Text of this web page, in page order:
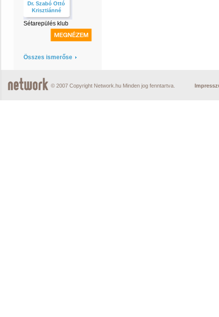
Dr. Szabó Ottó
Krisztiánné
Sétarepülés klub
Összes ismerőse
© 2007 Copyright Network.hu Minden jog fenntartva.